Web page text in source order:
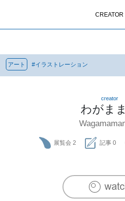
CREATOR
アート #イラストレーション
creator
わがま
展覧会 2 記事 0